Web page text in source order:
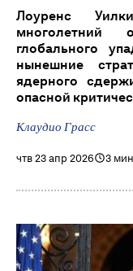
Лоуренс
многолетний
глобального
нынешние
ядерного
опасной
Клаудио Грасс
чтв 23 апр 2026 3